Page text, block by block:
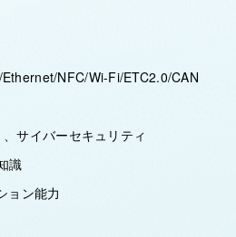
Ethernet/NFC/Wi-Fi/ETC2.0/CAN
サイバーセキュリティ
識
ョン能力